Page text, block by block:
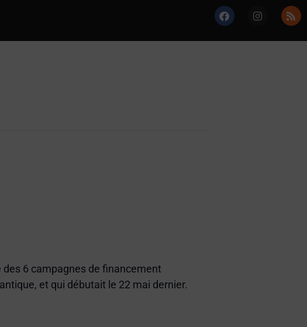
des 6 campagnes de financement
et qui débutait le 22 mai dernier.